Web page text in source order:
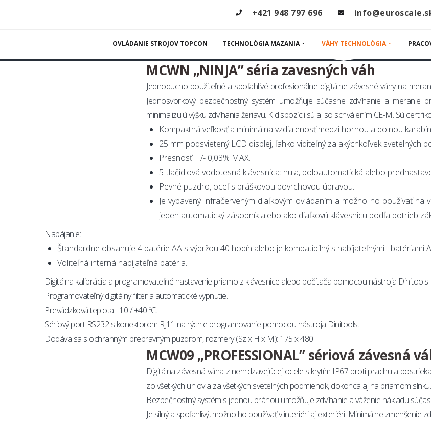
+421 948 797 696
OVLÁDANIE STROJOV TOPCON TECHNOLÓGIA MAZANIA VÁHY TECHNOLÓGIA
Závesné
MCWN „NINJA” séria zavesných váh
Jednoducho použiteľné a spoľahlivé profesionálne digitálne závesné váhy na
Jednosvorkový bezpečnostný systém umožňuje súčasne zdvíhanie a meranie
minimalizujú výšku zdvíhania žeriavu. K dispozícii sú aj so schválením CE-M. Sú
Kompaktná veľkosť a minimálna vzdialenosť medzi hornou a dolnou
25 mm podsvietený LCD displej, ľahko viditeľný za akýchkoľvek svetelných
Presnosť: +/- 0,03% MAX.
5-tlačidlová vodotesná klávesnica: nula, poloautomatická alebo
Pevné puzdro, oceľ s práškovou povrchovou úpravou.
Je vybavený infračerveným diaľkovým ovládaním a možno ho používať
jeden automatický zásobník alebo ako diaľkovú klávesnicu podľa potrieb
Napájanie:
Štandardne obsahuje 4 batérie AA s výdržou 40 hodín alebo je kompatibilný s nabíjateľnými batériami
Voliteľná interná nabíjateľná batéria.
Digitálna kalibrácia a programovateľné nastavenie priamo z klávesnice alebo počítača pomocou nástroja Dinitools.
Programovateľný digitálny filter a automatické vypnutie.
Prevádzková teplota: -10 / +40 ºC.
Sériový port RS232 s konektorom RJ11 na rýchle programovanie pomocou nástroja Dinitools.
Dodáva sa s ochranným prepravným puzdrom, rozmery (Sz x H x M): 175 x 480
MCW09 „PROFESSIONAL” sériová závesná
Digitálna závesná váha z nehrdzavejúcej ocele s krytím IP67 proti prachu a
zo všetkých uhlov a za všetkých svetelných podmienok, dokonca aj na priamom slnku.
Bezpečnostný systém s jednou bránou umožňuje zdvíhanie a váženie nákladu
Je silný a spoľahlivý, možno ho používať v interiéri aj exteriéri. Minimálne zmenšenie